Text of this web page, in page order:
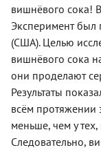
вишнёвого сока!
Эксперимент был
(США). Целью
вишнёвого сока
они проделают
Результаты
всём протяжении
меньше, чем у
Следовательно,